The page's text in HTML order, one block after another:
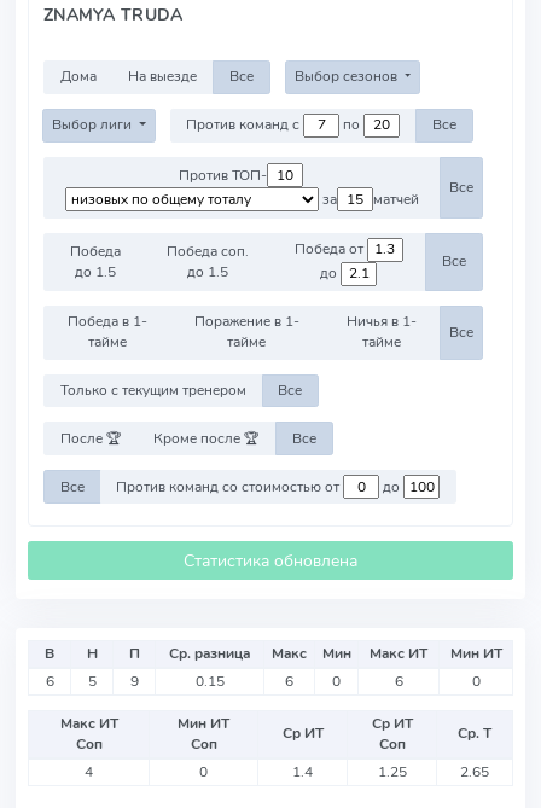
ZNAMYA TRUDA
Дома На выезде Все Выбор сезонов
Выбор лиги Против команд с по Все
Против ТОП-
за
матчей
Все
Победа
до 1.5
Победа соп.
до 1.5
Победа от
до
Все
Победа в 1-
тайме
Поражение в 1-
тайме
Ничья в 1-
тайме
Все
Только с текущим тренером Все
После 🏆 Кроме после 🏆 Все
Все Против команд со стоимостью от до
Статистика обновлена
В Н П Ср. разница Макс Мин Макс ИТ
Мин ИТ
6
5 9 0.15 6 0 6 0
Макс ИТ
Соп
Мин ИТ
Соп
Ср ИТ
Ср ИТ
Соп
Ср. Т
4
0 1.4 1.25 2.65